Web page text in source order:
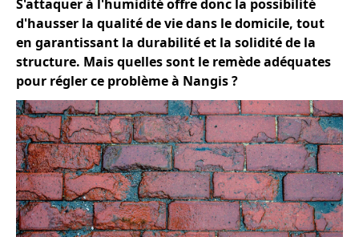
S'attaquer à l'humidité offre donc la possibilité
d'hausser la qualité de vie dans le domicile, tout
en garantissant la durabilité et la solidité de la
structure. Mais quelles sont le remède adéquates
pour régler ce problème à Nangis ?